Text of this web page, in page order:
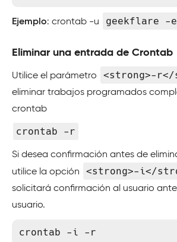
Ejemplo: crontab -u geekflare -e
Eliminar una entrada de Crontab
Utilice el parámetro <strong>-r</
eliminar trabajos programados
crontab
crontab -r
Si desea confirmación antes de
utilice la opción
<strong>-i</
solicitará confirmación al usuario
usuario.